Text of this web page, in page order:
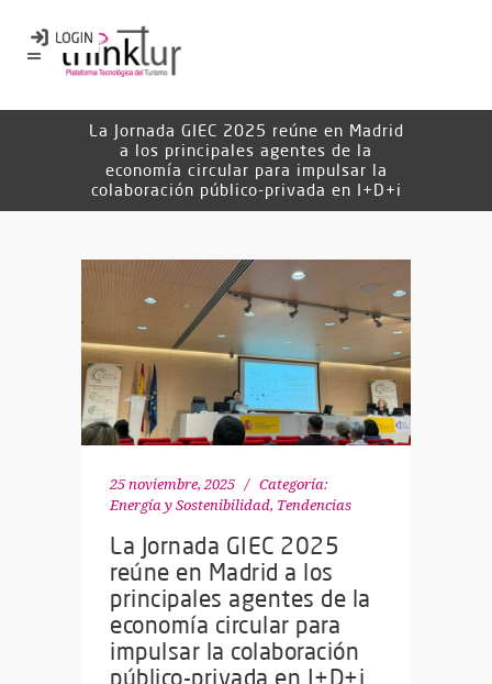
La Jornada GIEC 2025 reúne en Madrid
a los principales agentes de la
economía circular para impulsar la
colaboración público-privada en I+D+i
25 noviembre, 2025
Categoría:
Energía y Sostenibilidad, Tendencias
La Jornada GIEC 2025
reúne en Madrid a los
principales agentes de la
economía circular para
impulsar la colaboración
público-privada en I+D+i